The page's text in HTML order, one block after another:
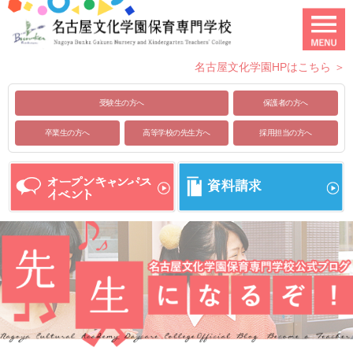
名古屋文化学園HPはこちら ＞
受験生の方へ 保護者の方へ
卒業生の方へ 高等学校の先生方へ 採用担当の方へ